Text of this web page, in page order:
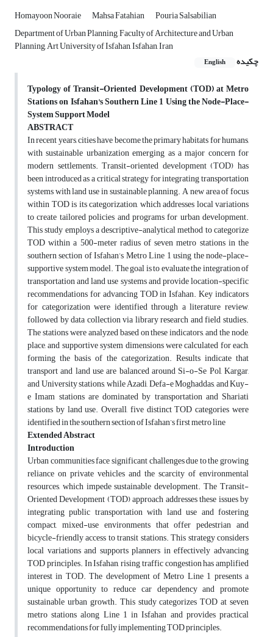
Homayoon Nooraie Mahsa Fatahian
Pouria Salsabilian
Department of Urban Planning, Faculty of Architecture and Urban
Planning, Art University of Isfahan, Isfahan, Iran
چکیده
English
Typology of Transit-Oriented Development (TOD) at Metro
Stations on Isfahan's Southern Line 1 Using the Node-Place-
System Support Model
ABSTRACT
In recent years, cities have become the primary habitats for humans,
with sustainable urbanization emerging as a major concern for
modern settlements. Transit-oriented development (TOD) has
been introduced as a critical strategy for integrating transportation
systems with land use in sustainable planning. A new area of focus
within TOD is its categorization, which addresses local variations
to create tailored policies and programs for urban development.
This study employs a descriptive-analytical method to categorize
TOD within a 500-meter radius of seven metro stations in the
southern section of Isfahan’s Metro Line 1 using the node-place-
supportive system model. The goal is to evaluate the integration of
transportation and land use systems and provide location-specific
recommendations for advancing TOD in Isfahan. Key indicators
for categorization were identified through a literature review,
followed by data collection via library research and field studies.
The stations were analyzed based on these indicators, and the node,
place, and supportive system dimensions were calculated for each,
forming the basis of the categorization. Results indicate that
transport and land use are balanced around Si-o-Se Pol, Kargar,
and University stations, while Azadi, Defa-e Moghaddas, and Kuy-
e Imam stations are dominated by transportation and Shariati
stations by land use. Overall, five distinct TOD categories were
identified in the southern section of Isfahan’s first metro line
Extended Abstract
Introduction
Urban communities face significant challenges due to the growing
reliance on private vehicles and the scarcity of environmental
resources, which impede sustainable development. The Transit-
Oriented Development (TOD) approach addresses these issues by
integrating public transportation with land use and fostering
compact, mixed-use environments that offer pedestrian and
bicycle-friendly access to transit stations. This strategy considers
local variations and supports planners in effectively advancing
TOD principles. In Isfahan, rising traffic congestion has amplified
interest in TOD. The development of Metro Line 1 presents a
unique opportunity to reduce car dependency and promote
sustainable urban growth. This study categorizes TOD at seven
metro stations along Line 1 in Isfahan and provides practical
recommendations for fully implementing TOD principles.